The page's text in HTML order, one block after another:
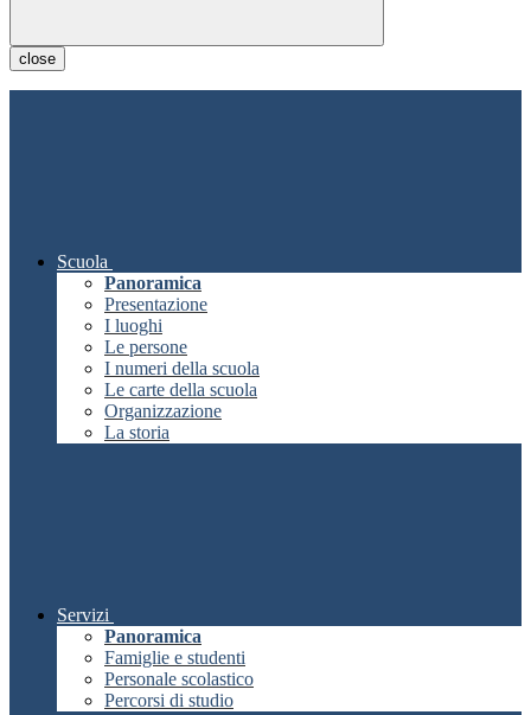
close
Scuola
Panoramica
Presentazione
I luoghi
Le persone
I numeri della scuola
Le carte della scuola
Organizzazione
La storia
Servizi
Panoramica
Famiglie e studenti
Personale scolastico
Percorsi di studio